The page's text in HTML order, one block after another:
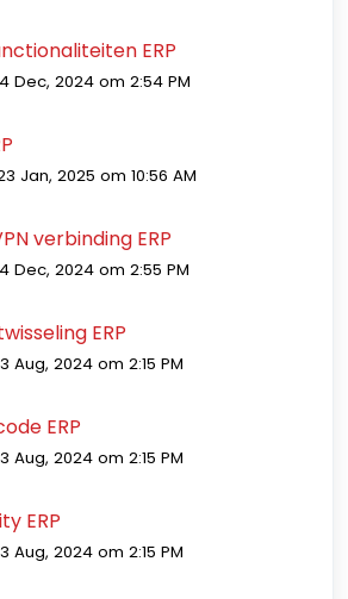
ERP
Dec, 2024 om 2:54 PM
Jan, 2025 om 10:56 AM
verbinding ERP
Dec, 2024 om 2:55 PM
ERP
Aug, 2024 om 2:15 PM
ERP
Aug, 2024 om 2:15 PM
ERP
Aug, 2024 om 2:15 PM